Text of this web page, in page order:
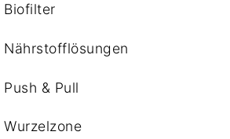
Biofilter
Nährstofflösungen
Push & Pull
Wurzelzone